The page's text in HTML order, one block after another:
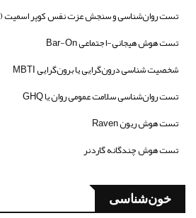
تست روان‌شناسی و سنجش عزت نفس کوپر اسمیت (CSEI)
تست هوش هیجانی-اجتماعی Bar-On
شخصیت شناسی درون‌گرایی یا برون‌گرایی MBTI
تست روان‌شناسی سلامت عمومی روان یا GHQ
تست هوش ریون Raven
تست هوش چندگانه گاردنر
خون‌شناسی